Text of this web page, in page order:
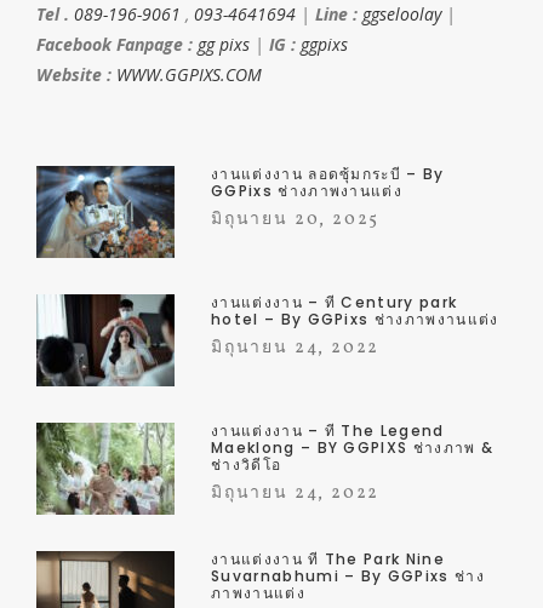
Tel . 089-196-9061 , 093-4641694 | Line : ggseloolay|
Facebook Fanpage : gg pixs | IG : ggpixs
Website : WWW.GGPIXS.COM
งานแต่งงาน ลอดซุ้มกระบี่ – By
GGPixs ช่างภาพงานแต่ง
มิถุนายน 20, 2025
งานแต่งงาน – ที่ Century park
hotel – By GGPixs ช่างภาพงานแต่ง
มิถุนายน 24, 2022
งานแต่งงาน – ที่ The Legend
Maeklong – BY GGPIXS ช่างภาพ &
ช่างวิดีโอ
มิถุนายน 24, 2022
งานแต่งงาน ที่ The Park Nine
Suvarnabhumi – By GGPixs ช่าง
ภาพงานแต่ง